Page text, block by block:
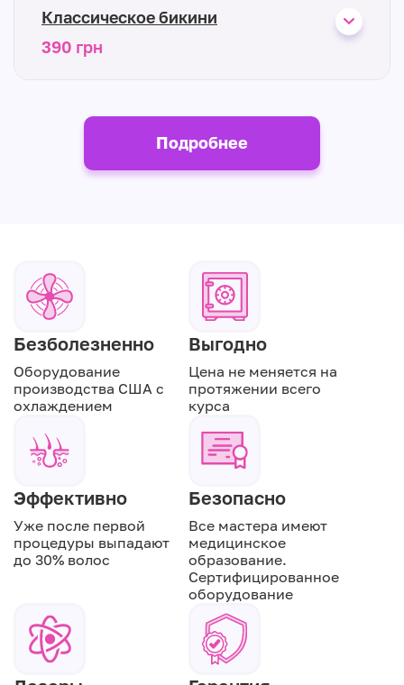
Классическое бикини
390 грн
Подробнее
Безболезненно
Оборудование
производства США с
охлаждением
Выгодно
Цена не меняется на
протяжении всего
курса
Эффективно
Уже после первой
процедуры выпадают
до 30% волос
Безопасно
Все мастера имеют
медицинское
образование.
Сертифицированное
оборудование